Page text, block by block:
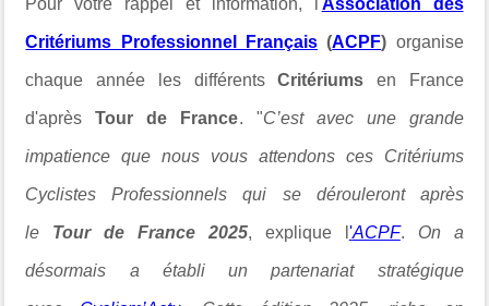
Pour votre rappel et information, l'Association des
Critériums Professionnel Français (ACPF) organise
chaque année les différentsCritériums en France
d'après Tour de France. "C’est avec une grande
impatience que nous vous attendons ces Critériums
Cyclistes Professionnels qui se dérouleront après
le Tour de France 2025, explique l 'ACPF. On a
désormais a établi un partenariat stratégique